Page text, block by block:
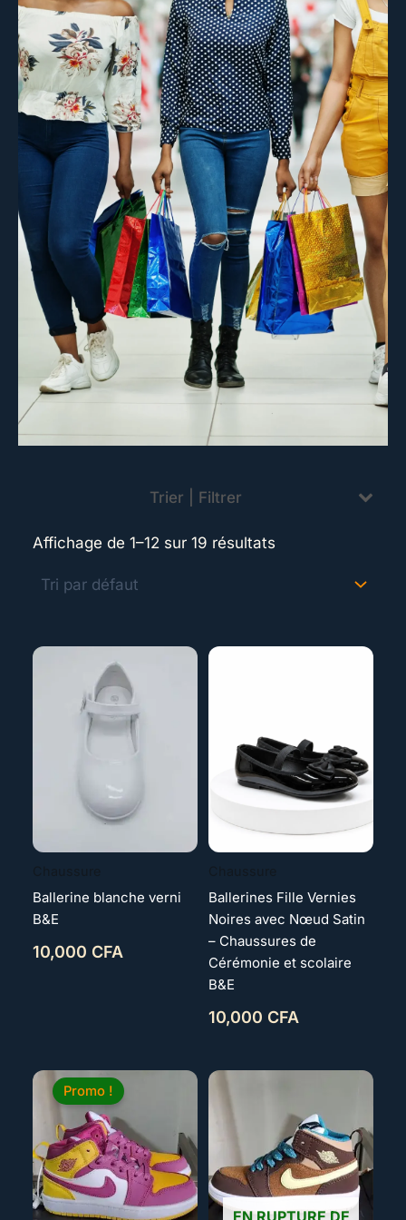
Trier | Filtrer
Affichage de 1–12 sur 19 résultats
Ballerine blanche verni
B&E
10,000 CFA
Ballerines Fille Vernies
Noires avec Nœud Satin
– Chaussures de
Cérémonie et scolaire
B&E
10,000 CFA
Promo !
Le
prix
initial
était :
18,000 CFA.
Le
13,000 CFA.
EN RUPTURE DE
Plage
13,000 CFA
à
18,000 CFA